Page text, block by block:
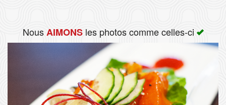
NousAIMONSles photos comme celles-ci